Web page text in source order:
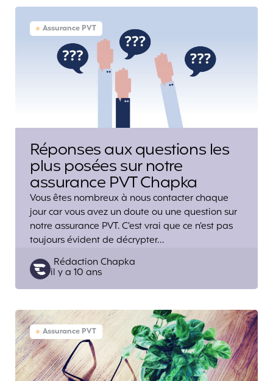
Assurance PVT
Réponses aux questions les
plus posées sur notre
assurance PVT Chapka
Vous êtes nombreux à nous contacter chaque
jour car vous avez un doute ou une question sur
notre assurance PVT. C’est vrai que ce n’est pas
toujours évident de décrypter…
Posted
by
Rédaction Chapka
il y a 10 ans
Assurance PVT